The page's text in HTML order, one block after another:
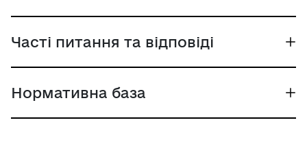
Часті питання та відповіді
Нормативна база